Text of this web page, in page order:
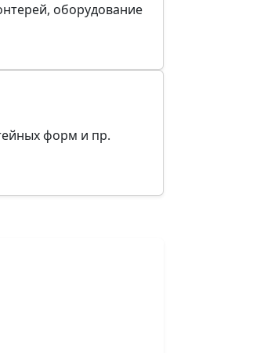
оборудование
форм и пр.